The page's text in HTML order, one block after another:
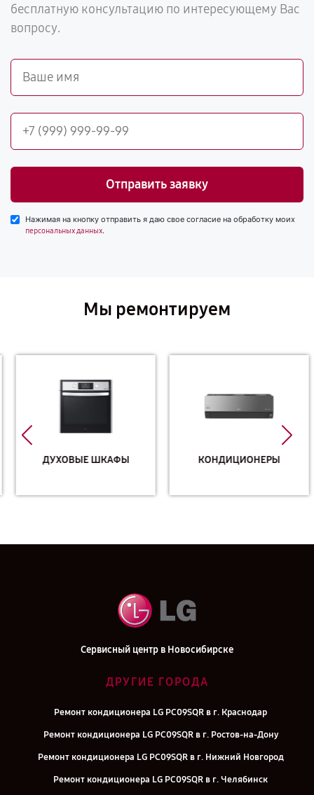
бесплатную консультацию по интересующему Вас
вопросу.
Отправить заявку
Нажимая на кнопку отправить я даю свое согласие на обработку моих
персональных данных.
Мы ремонтируем
ДУХОВЫЕ ШКАФЫ КОНДИЦИОНЕРЫ
Сервисный центр в Новосибирске
ДРУГИЕ ГОРОДА
Ремонт кондиционера LG PC09SQR в г. Краснодар
Ремонт кондиционера LG PC09SQR в г. Ростов-на-Дону
Ремонт кондиционера LG PC09SQR в г. Нижний Новгород
Ремонт кондиционера LG PC09SQR в г. Челябинск